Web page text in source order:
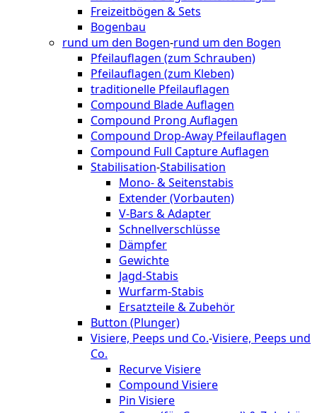
Freizeitbögen & Sets
Bogenbau
rund um den Bogen-rund um den Bogen
Pfeilauflagen (zum Schrauben)
Pfeilauflagen (zum Kleben)
traditionelle Pfeilauflagen
Compound Blade Auflagen
Compound Prong Auflagen
Compound Drop-Away Pfeilauflagen
Compound Full Capture Auflagen
Stabilisation-Stabilisation
Mono- & Seitenstabis
Extender (Vorbauten)
V-Bars & Adapter
Schnellverschlüsse
Dämpfer
Gewichte
Jagd-Stabis
Wurfarm-Stabis
Ersatzteile & Zubehör
Button (Plunger)
Visiere, Peeps und Co.-Visiere, Peeps und
Co.
Recurve Visiere
Compound Visiere
Pin Visiere